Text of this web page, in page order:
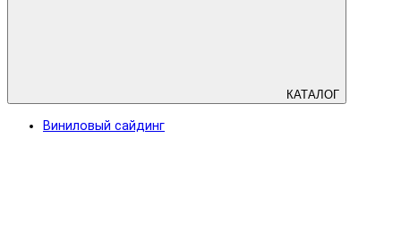
КАТАЛОГ
Виниловый сайдинг